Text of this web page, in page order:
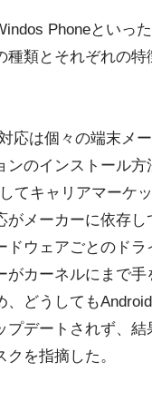
Phoneといっ
種類とそれぞれの特
応は個々の端末メ
ンのインストール方
てキャリアマーケ
がメーカーに依存し
ドウェアごとのドラ
カーネルにまで手
、どうしても
プデートされず、結
を指摘した。